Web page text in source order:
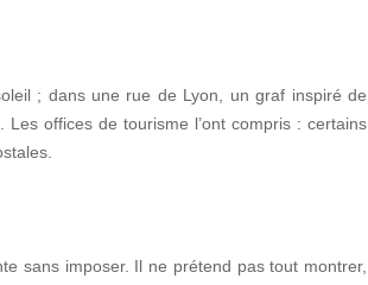
; dans une rue de Lyon, un graf inspiré de
offices de tourisme l’ont compris : certains
sans imposer. Il ne prétend pas tout montrer,